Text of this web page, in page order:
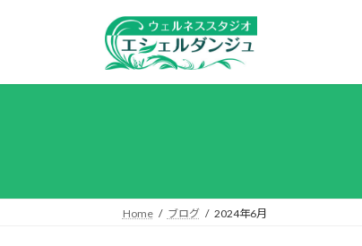
プ
動
Home ブログ 2024年6月